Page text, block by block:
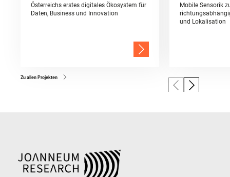
Österreichs erstes digitales Ökosystem für
Daten, Business und Innovation
Mobile Sensorik
und Lokalisation
Zu allen Projekten